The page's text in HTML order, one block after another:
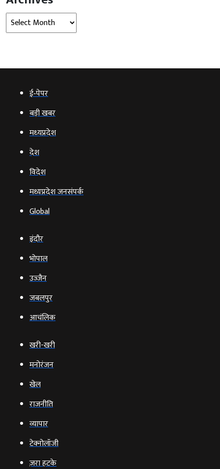
Archives
ई‑पेपर
बड़ी खबर
मध्‍यप्रदेश
देश
विदेश
मध्यप्रदेश जनसंपर्क
Global
इंदौर
भोपाल
उज्‍जैन
जबलपुर
आचंलिक
खरी-खरी
मनोरंजन
खेल
राजनीति
व्‍यापार
टेक्‍नोलॉजी
ज़रा हटके